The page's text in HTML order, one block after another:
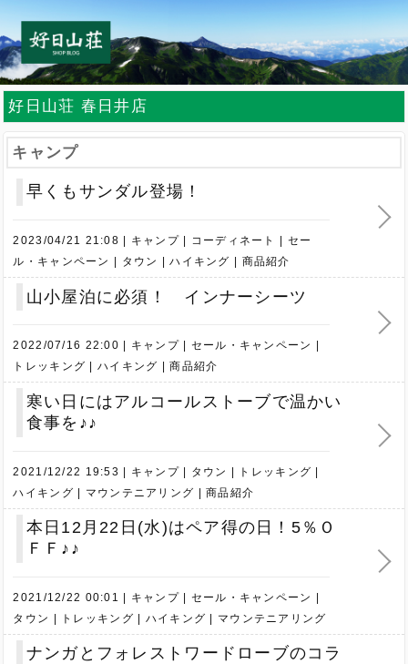
好日山荘 春日井店
キャンプ
早くもサンダル登場！
2023/04/21 21:08 キャンプ コーディネート
セー
ル・キャンペーン
タウン ハイキング 商品紹介
山小屋泊に必須！ インナーシーツ
2022/07/16 22:00 キャンプ
セール・キャンペーン
トレッキング
ハイキング 商品紹介
寒い日にはアルコールストーブで温かい
食事を♪♪
2021/12/22 19:53 キャンプ タウン
トレッキング
ハイキング
マウンテニアリング 商品紹介
本日12月22日(水)はペア得の日！5％Ｏ
ＦＦ♪♪
2021/12/22 00:01 キャンプ
セール・キャンペーン
タウン
トレッキング ハイキング マウンテニアリング
ナンガとフォレストワードローブのコラ